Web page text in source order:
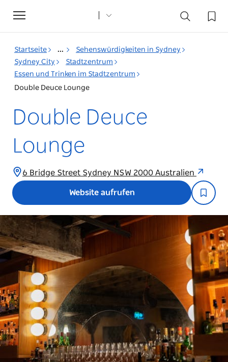
Toggle
navigation
Startseite ...
Sehenswürdigkeiten in Sydney
Sydney City
Stadtzentrum
Essen und Trinken im Stadtzentrum
Double Deuce Lounge
Double Deuce
Lounge
6 Bridge Street Sydney NSW 2000 Australien
Website aufrufen